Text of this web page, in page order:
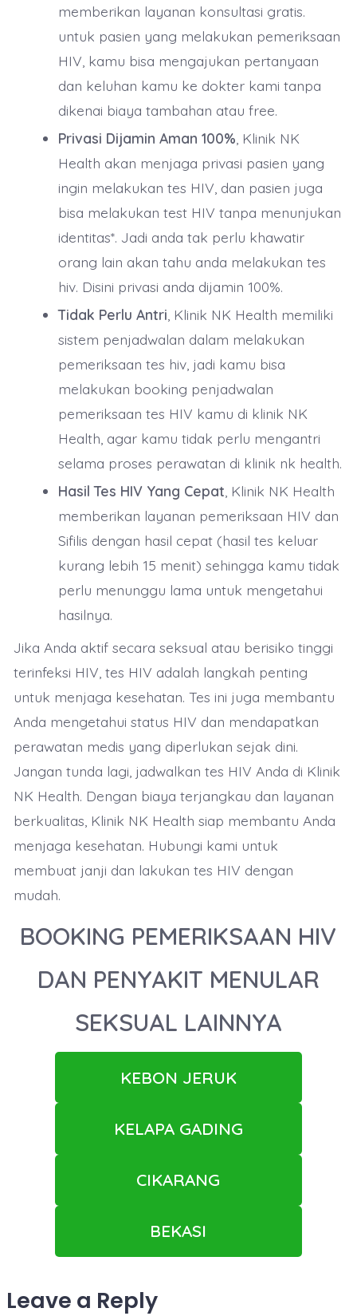
memberikan layanan konsultasi gratis.
untuk pasien yang melakukan pemeriksaan
HIV, kamu bisa mengajukan pertanyaan
dan keluhan kamu ke dokter kami tanpa
dikenai biaya tambahan atau free.
Privasi Dijamin Aman 100% , Klinik NK
Health akan menjaga privasi pasien yang
ingin melakukan tes HIV, dan pasien juga
bisa melakukan test HIV tanpa menunjukan
identitas*. Jadi anda tak perlu khawatir
orang lain akan tahu anda melakukan tes
hiv. Disini privasi anda dijamin 100%.
Tidak Perlu Antri , Klinik NK Health memiliki
sistem penjadwalan dalam melakukan
pemeriksaan tes hiv, jadi kamu bisa
melakukan booking penjadwalan
pemeriksaan tes HIV kamu di klinik NK
Health, agar kamu tidak perlu mengantri
selama proses perawatan di klinik nk health.
Hasil Tes HIV Yang Cepat , Klinik NK Health
memberikan layanan pemeriksaan HIV dan
Sifilis dengan hasil cepat (hasil tes keluar
kurang lebih 15 menit) sehingga kamu tidak
perlu menunggu lama untuk mengetahui
hasilnya.
Jika Anda aktif secara seksual atau berisiko tinggi
terinfeksi HIV, tes HIV adalah langkah penting
untuk menjaga kesehatan. Tes ini juga membantu
Anda mengetahui status HIV dan mendapatkan
perawatan medis yang diperlukan sejak dini.
Jangan tunda lagi, jadwalkan tes HIV Anda di Klinik
NK Health. Dengan biaya terjangkau dan layanan
berkualitas, Klinik NK Health siap membantu Anda
menjaga kesehatan. Hubungi kami untuk
membuat janji dan lakukan tes HIV dengan
mudah.
BOOKING PEMERIKSAAN HIV
DAN PENYAKIT MENULAR
SEKSUAL LAINNYA
KEBON JERUK
KELAPA GADING
CIKARANG
BEKASI
Leave a Reply